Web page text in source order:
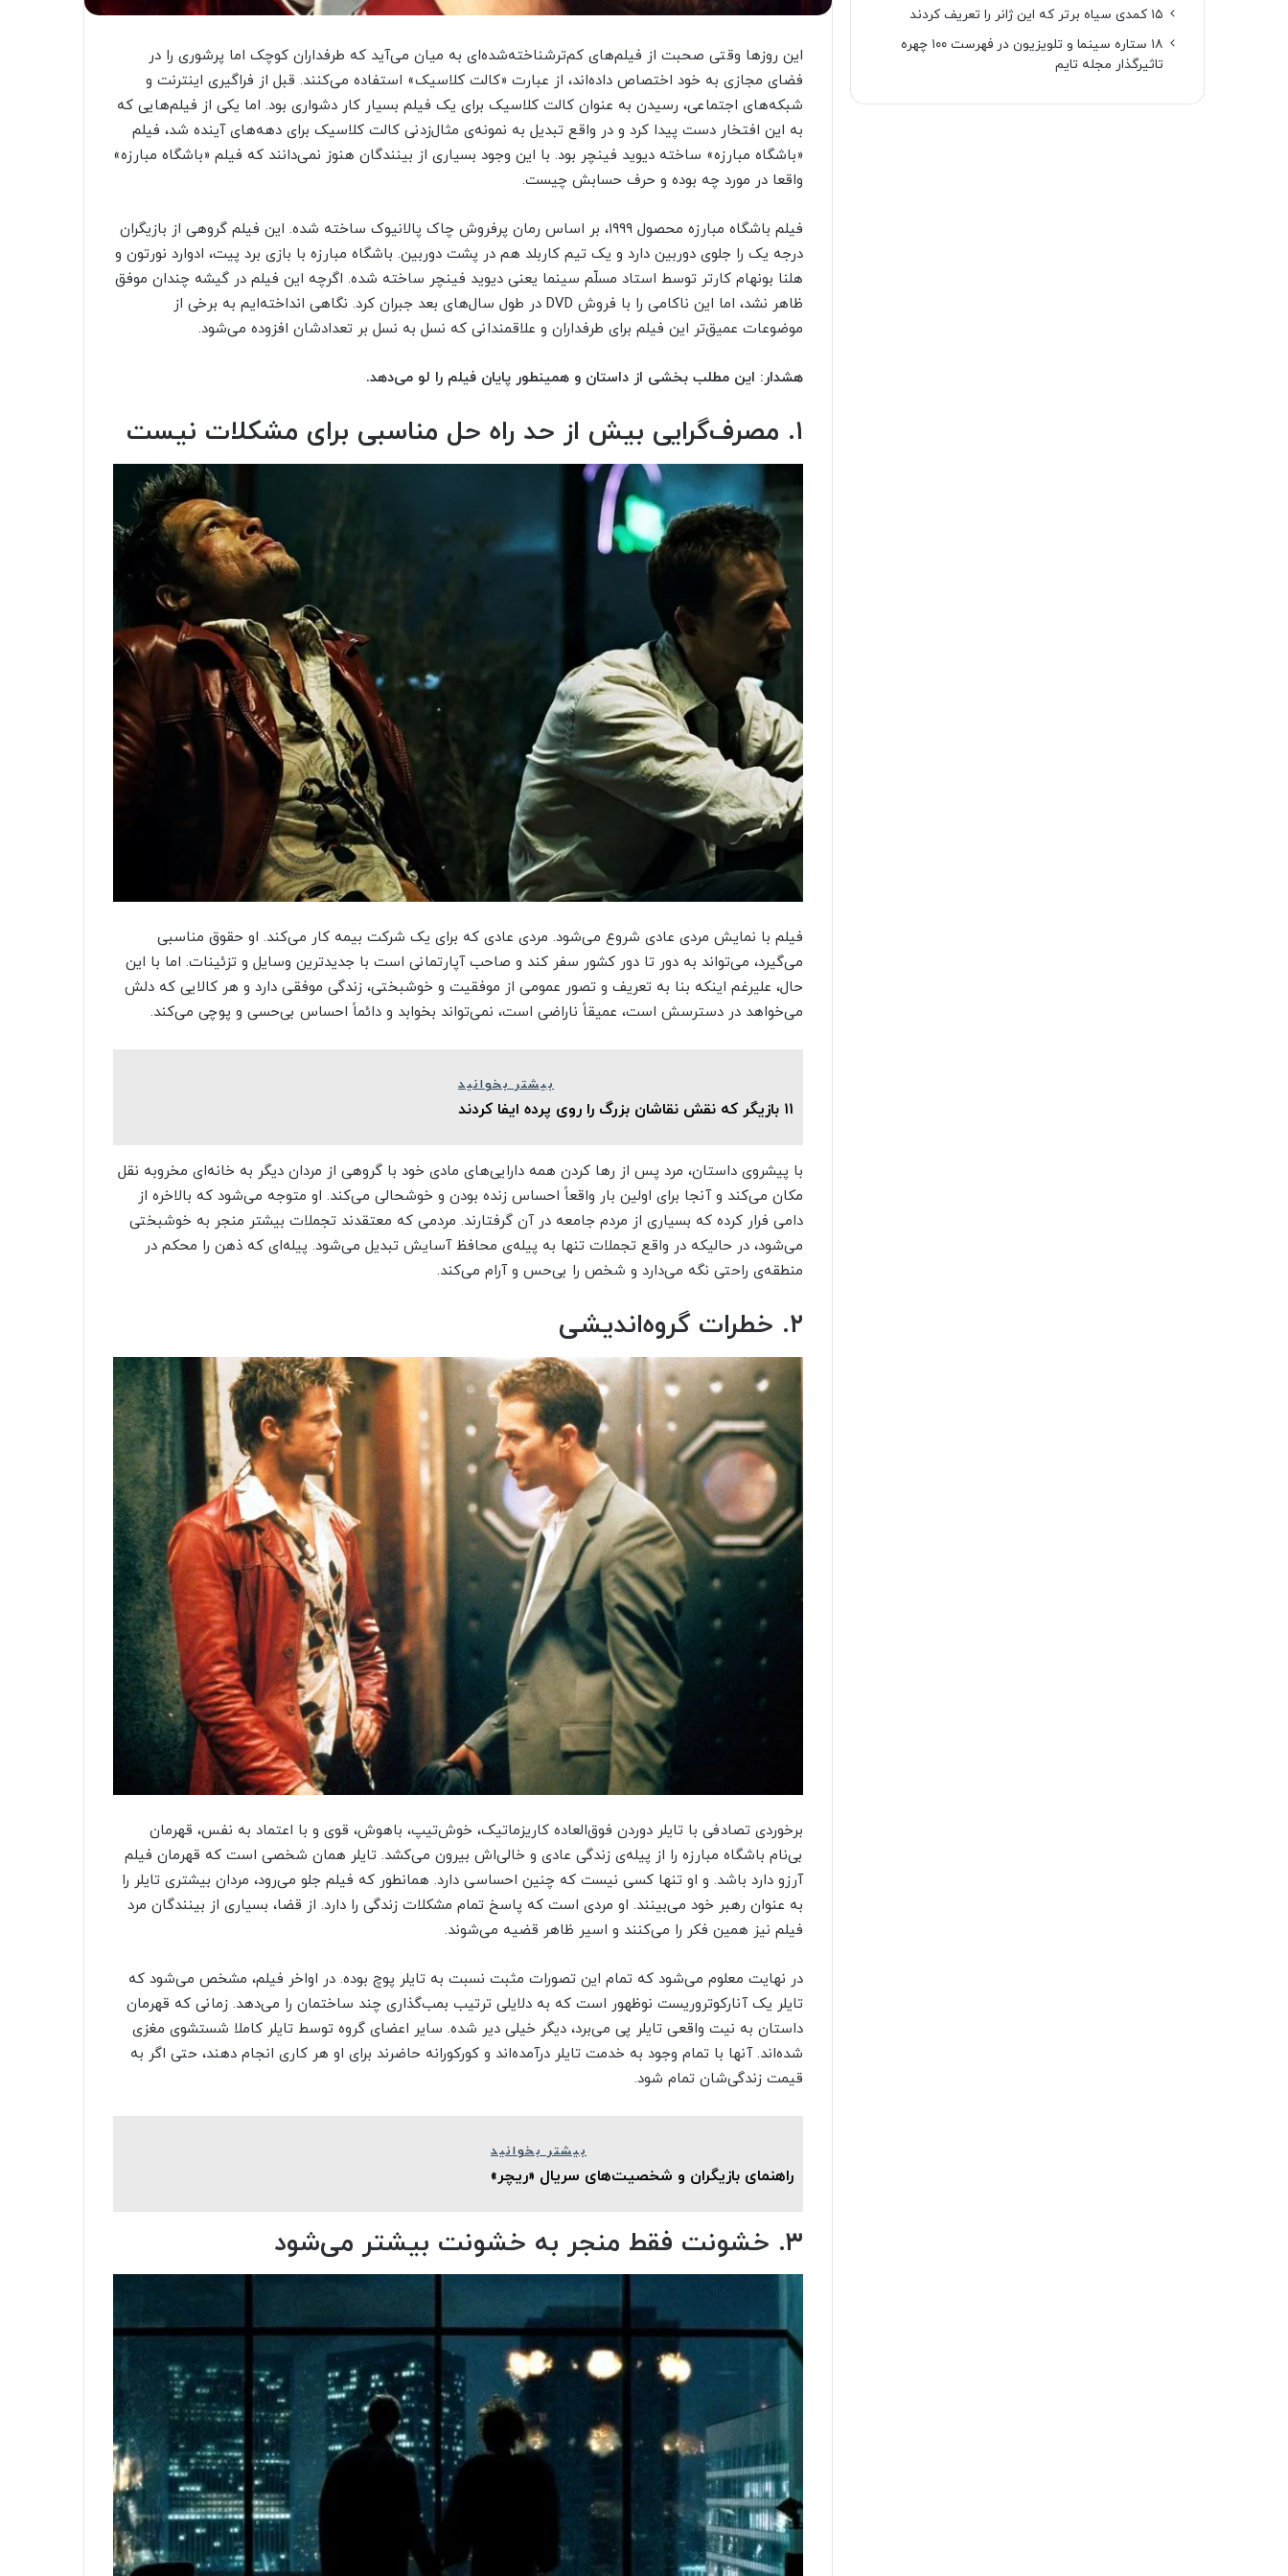
این روزها وقتی صحبت از فیلم‌های کم‌ترشناخته‌‌شده‌ای به میان می‌آید که طرفداران کوچک اما پرشوری را در
فضای مجازی به خود اختصاص داده‌اند، از عبارت «کالت کلاسیک» استفاده می‌کنند. قبل از فراگیری اینترنت و
شبکه‌های اجتماعی، رسیدن به عنوان کالت کلاسیک برای یک فیلم بسیار کار دشواری بود. اما یکی از فیلم‌هایی که
به این افتخار دست پیدا کرد و در واقع تبدیل به نمونه‌ی مثال‌زدنی کالت کلاسیک برای دهه‌های آینده شد، فیلم
«باشگاه مبارزه‌» ساخته دیوید فینچر بود. با این وجود بسیاری از بینندگان هنوز نمی‌دانند که فیلم «باشگاه مبارزه»
واقعا در مورد چه بوده و حرف حسابش چیست.
فیلم باشگاه مبارزه محصول ۱۹۹۹، بر اساس رمان پرفروش چاک پالانیوک ساخته شده. این فیلم گروهی از بازیگران
درجه یک را جلوی دوربین دارد و یک تیم کاربلد هم در پشت دوربین. باشگاه مبارزه با بازی برد پیت، ادوارد نورتون و
هلنا بونهام کارتر توسط استاد مسلّم سینما یعنی دیوید فینچر ساخته شده. اگرچه این فیلم در گیشه چندان موفق
ظاهر نشد، اما این ناکامی را با فروش DVD در طول سال‌های بعد جبران کرد. نگاهی انداخته‌ایم به برخی از
موضوعات عمیق‌تر این فیلم برای طرفداران و علاقمندانی که نسل به نسل بر تعدادشان افزوده می‌شود.
هشدار: این مطلب بخشی از داستان و همینطور پایان فیلم را لو می‌دهد.
۱. مصرف‌گرایی بیش از حد راه حل مناسبی برای مشکلات نیست
فیلم با نمایش مردی عادی شروع می‌شود. مردی عادی که برای یک شرکت بیمه کار می‌کند. او حقوق مناسبی
می‌گیرد، می‌تواند به دور تا دور کشور سفر کند و صاحب آپارتمانی است با جدیدترین وسایل و تزئینات. اما با این
حال، علیرغم اینکه بنا به تعریف و تصور عمومی از موفقیت و خوشبختی، زندگی موفقی دارد و هر کالایی که دلش
می‌خواهد در دسترسش است، عمیقاً ناراضی است، نمی‌تواند بخوابد و دائماً احساس بی‌حسی و پوچی می‌کند.
بیشتر بخوانید
۱۱ بازیگر که نقش نقاشان بزرگ را روی پرده ایفا کردند
با پیشروی داستان، مرد پس از رها کردن همه دارایی‌های مادی خود با گروهی از مردان دیگر به خانه‌ای مخروبه نقل
مکان می‌کند و آنجا برای اولین بار واقعاً احساس زنده بودن و خوشحالی می‌کند. او متوجه می‌شود که بالاخره از
دامی فرار کرده که بسیاری از مردم جامعه در آن گرفتارند. مردمی که معتقدند تجملات بیشتر منجر به خوشبختی
می‌شود، در حالیکه در واقع تجملات تنها به پیله‌ی محافظ آسایش تبدیل می‌شود. پیله‌ای که ذهن را محکم در
منطقه‌ی راحتی نگه می‌دارد و شخص را بی‌حس و آرام می‌کند.
۲. خطرات گروه‌اندیشی
برخوردی تصادفی با تایلر دوردن فوق‌العاده کاریزماتیک، خوش‌تیپ، باهوش، قوی و با اعتماد به نفس، قهرمان
بی‌نام باشگاه مبارزه را از پیله‌ی زندگی عادی و خالی‌اش بیرون می‌کشد. تایلر همان شخصی است که قهرمان فیلم
آرزو دارد باشد. و او تنها کسی نیست که چنین احساسی دارد. همانطور که فیلم جلو می‌رود، مردان بیشتری تایلر را
به عنوان رهبر خود می‌بینند. او مردی است که پاسخ تمام مشکلات زندگی را دارد. از قضا، بسیاری از بینندگان مرد
فیلم نیز همین فکر را می‌کنند و اسیر ظاهر قضیه می‌شوند.
در نهایت معلوم می‌شود که تمام این تصورات مثبت نسبت به تایلر پوچ بوده. در اواخر فیلم، مشخص می‌شود که
تایلر یک آنارکوتروریست نوظهور است که به دلایلی‌ ترتیب بمب‌گذاری چند ساختمان را می‌دهد. زمانی که قهرمان
داستان به نیت واقعی تایلر پی می‌برد، دیگر خیلی دیر شده. سایر اعضای گروه توسط تایلر کاملا شستشوی مغزی
شده‌اند. آنها با تمام وجود به خدمت تایلر درآمده‌اند و کورکورانه حاضرند برای او هر کاری انجام دهند، حتی اگر به
قیمت زندگی‌شان تمام شود.
بیشتر بخوانید
راهنمای بازیگران و شخصیت‌های سریال «ریچر»
۳. خشونت فقط منجر به خشونت بیشتر می‌شود
۱۵ کمدی سیاه برتر که این ژانر را تعریف کردند
۱۸ ستاره‌ سینما و تلویزیون در فهرست ۱۰۰ چهره
تاثیرگذار مجله تایم